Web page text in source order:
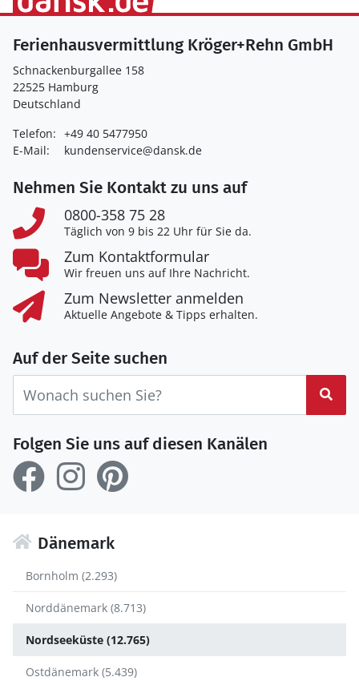
Ferienhausvermittlung Kröger+Rehn GmbH
Schnackenburgallee 158
22525 Hamburg
Deutschland
Telefon: +49 40 5477950
E-Mail:
kundenservice@dansk.de
Nehmen Sie Kontakt zu uns auf
0800-358 75 28
Täglich von 9 bis 22 Uhr für Sie da.
Zum Kontaktformular
Wir freuen uns auf Ihre Nachricht.
Zum Newsletter anmelden
Aktuelle Angebote & Tipps erhalten.
Auf der Seite suchen
Folgen Sie uns auf diesen Kanälen
Dänemark
Bornholm (2.293)
Norddänemark (8.713)
Nordseeküste (12.765)
Ostdänemark (5.439)